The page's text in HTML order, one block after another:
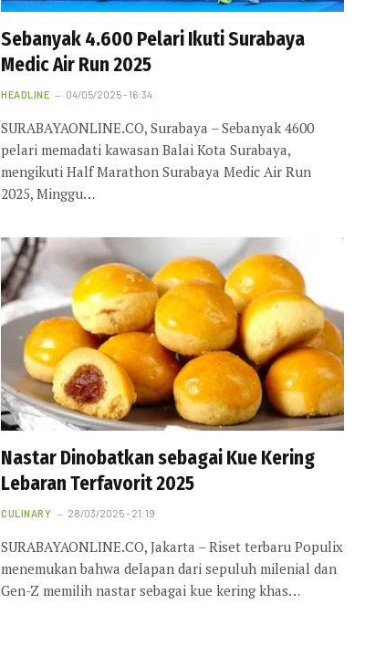
Sebanyak 4.600 Pelari Ikuti Surabaya
Medic Air Run 2025
HEADLINE 04/05/2025 - 16:34
SURABAYAONLINE.CO, Surabaya – Sebanyak 4600
pelari memadati kawasan Balai Kota Surabaya,
mengikuti Half Marathon Surabaya Medic Air Run
2025, Minggu…
Nastar Dinobatkan sebagai Kue Kering
Lebaran Terfavorit 2025
CULINARY 28/03/2025 - 21:19
SURABAYAONLINE.CO, Jakarta – Riset terbaru Populix
menemukan bahwa delapan dari sepuluh milenial dan
Gen-Z memilih nastar sebagai kue kering khas…